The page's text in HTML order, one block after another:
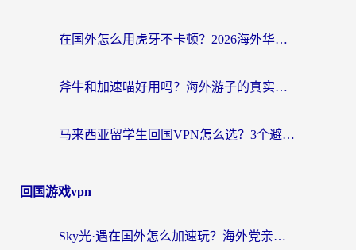
在国外怎么用虎牙不卡顿？2026海外华人亲测有效的回国加速器选择指南
斧牛和加速喵好用吗？海外游子的真实选择困境
马来西亚留学生回国VPN怎么选？3个避坑点+1款实测好用的加速器推荐
回国游戏vpn
Sky光·遇在国外怎么加速玩？海外党亲测有效的国服游戏加速指南